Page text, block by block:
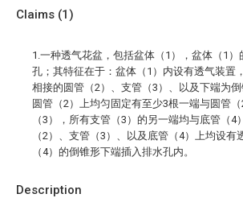
Description
Claims (1)
1.一种透气花盆，包括盆体（1），盆体（1）
孔；其特征在于：盆体（1）内设有透气装置
相接的圆管（2）、支管（3）、以及下端为倒
圆管（2）上均匀固定有至少3根一端与圆管
（3），所有支管（3）的另一端均与底管（4
（2）、支管（3）、以及底管（4）上均设有
（4）的倒锥形下端插入排水孔内。